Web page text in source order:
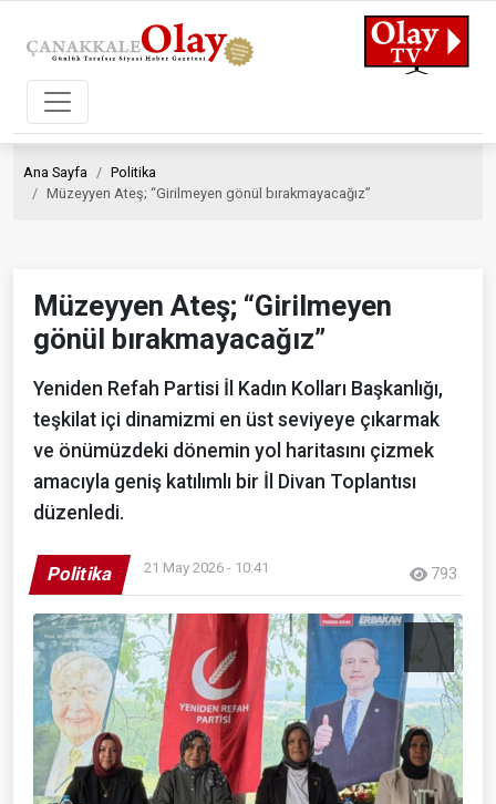
Ana Sayfa
Politika
Müzeyyen Ateş; “Girilmeyen gönül bırakmayacağız”
Müzeyyen Ateş; “Girilmeyen
gönül bırakmayacağız”
Yeniden Refah Partisi İl Kadın Kolları Başkanlığı,
teşkilat içi dinamizmi en üst seviyeye çıkarmak
ve önümüzdeki dönemin yol haritasını çizmek
amacıyla geniş katılımlı bir İl Divan Toplantısı
düzenledi.
Politika 21 May 2026 - 10:41 793